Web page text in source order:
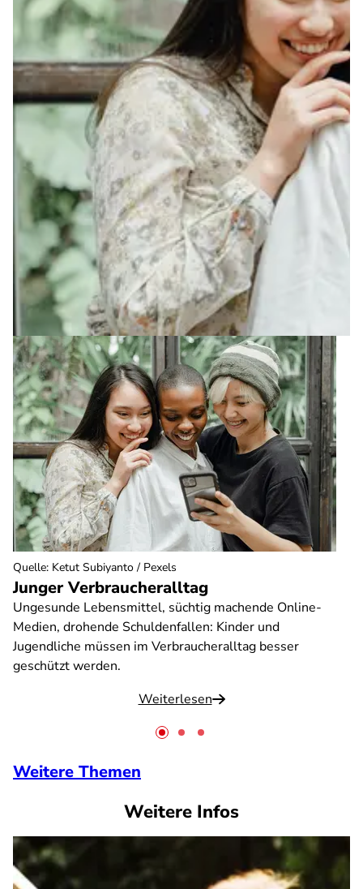
Junger Verbraucheralltag
Ungesunde Lebensmittel, süchtig machende Online-
Medien, drohende Schuldenfallen: Kinder und
Jugendliche müssen im Verbraucheralltag besser
geschützt werden.
Weiterlesen
Quelle: Ketut Subiyanto / Pexels
Weitere Themen
Weitere Infos